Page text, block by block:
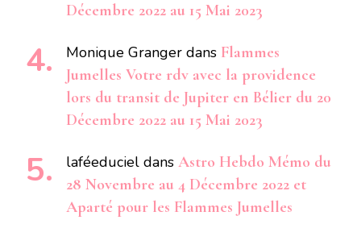
Décembre 2022 au 15 Mai 2023
Monique Granger dans Flammes
Jumelles Votre rdv avec la providence
lors du transit de Jupiter en Bélier du 20
Décembre 2022 au 15 Mai 2023
laféeduciel dans Astro Hebdo Mémo du
28 Novembre au 4 Décembre 2022 et
Aparté pour les Flammes Jumelles